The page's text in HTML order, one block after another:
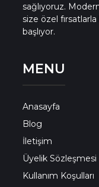
sağlıyoruz.
size özel
başlıyor.
MENU
Anasayfa
Blog
İletişim
Üyelik Sözleşmesi
Kullanım Koşulları